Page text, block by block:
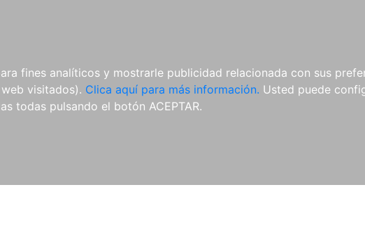
fines analíticos y mostrarle publicidad relacionada con sus
visitados). Clica aquí para más información. Usted puede
todas pulsando el botón ACEPTAR.
REVISTAS
CDS Y
DVDS
MATERIAL
COMPLEMENTARIO